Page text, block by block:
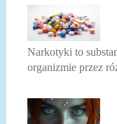
Narkotyki to
organizmie przez